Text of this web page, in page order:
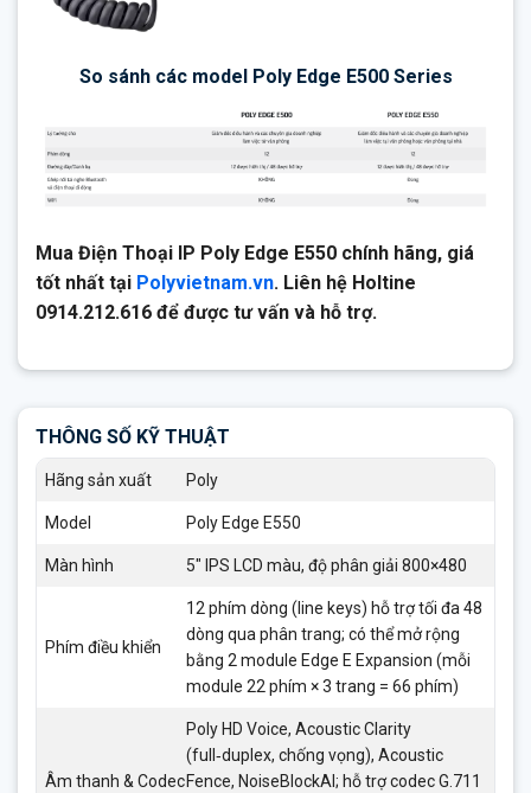
So sánh các model Poly Edge E500 Series
Mua Điện Thoại IP Poly Edge E550 chính hãng, giá
tốt nhất tại Polyvietnam.vn. Liên hệ Holtine
0914.212.616 để được tư vấn và hỗ trợ.
THÔNG SỐ KỸ THUẬT
Hãng sản xuất Poly
Model Poly Edge E550
Màn hình 5″ IPS LCD màu, độ phân giải 800×480
Phím điều khiển
12 phím dòng (line keys) hỗ trợ tối đa 48
dòng qua phân trang; có thể mở rộng
bằng 2 module Edge E Expansion (mỗi
module 22 phím × 3 trang = 66 phím)
Âm thanh & Codec
Poly HD Voice, Acoustic Clarity
(full‑duplex, chống vọng), Acoustic
Fence, NoiseBlockAI; hỗ trợ codec G.711